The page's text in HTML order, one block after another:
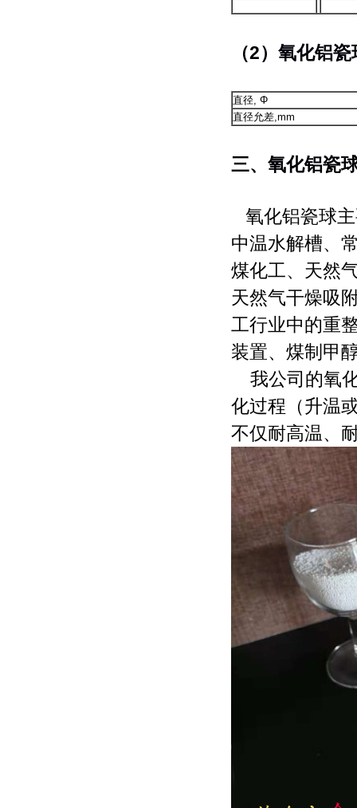
（2）氧化铝
直径, Φ
直径允差,mm
三、氧化铝瓷
氧化铝瓷球
中温水解槽、
煤化工、天然
天然气干燥吸
工行业中的重
装置、煤制甲
我公司的氧
化过程（升温
不仅耐高温、